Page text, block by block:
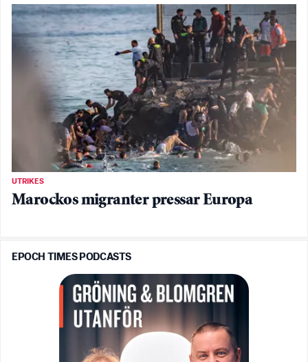
UTRIKES
Marockos migranter pressar Europa
EPOCH TIMES PODCASTS